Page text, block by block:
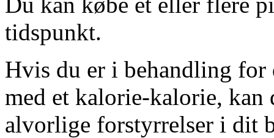
tidspunkt.
Hvis du er i behandling for
med et kalorie-kalorie,
alvorlige forstyrrelser i dit